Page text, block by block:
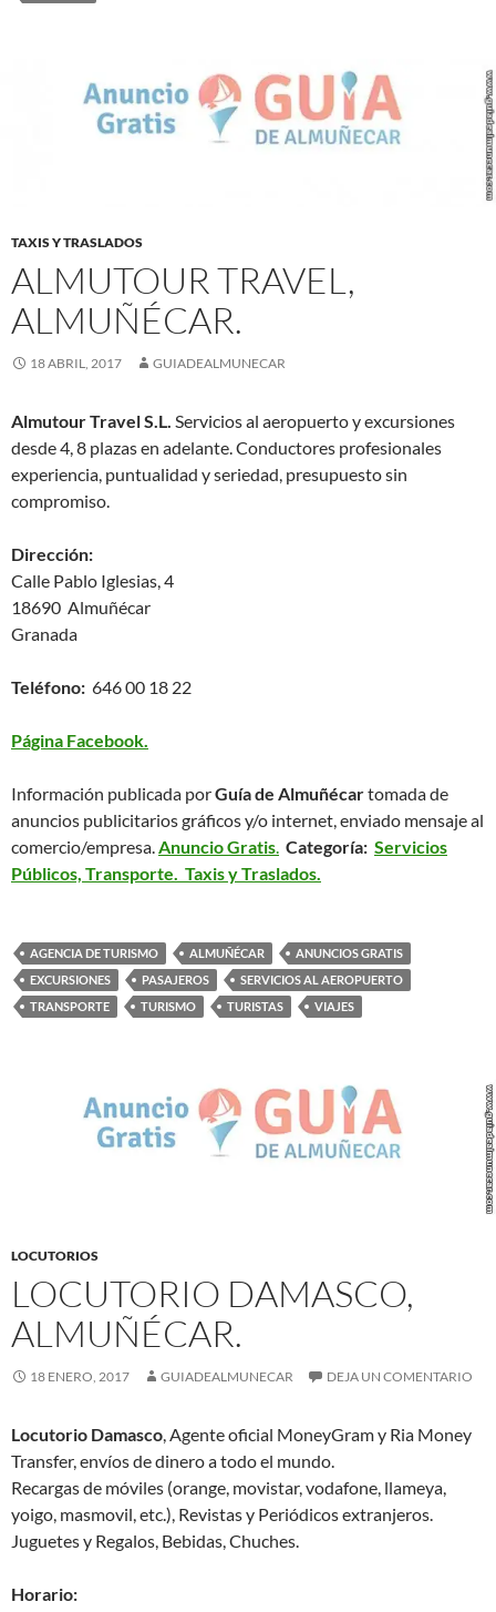
TAXIS Y TRASLADOS
ALMUTOUR TRAVEL,
ALMUÑÉCAR.
18 ABRIL, 2017 GUIADEALMUNECAR
Almutour Travel S.L.
Servicios al aeropuerto y excursiones
desde 4, 8 plazas en adelante. Conductores profesionales
experiencia, puntualidad y seriedad, presupuesto sin
compromiso.
Dirección:
Calle Pablo Iglesias, 4
18690 Almuñécar
Granada
Teléfono: 646 00 18 22
Página Facebook.
Información publicada porGuía de Almuñécartomada de
anuncios publicitarios gráficos y/o internet, enviado mensaje al
comercio/empresa. Anuncio Gratis Categoría: Servicios
Públicos, Transporte. Taxis y Traslados.
AGENCIA DE TURISMO ALMUÑÉCAR
ANUNCIOS GRATIS
EXCURSIONES
PASAJEROS
SERVICIOS AL AEROPUERTO
TRANSPORTE
TURISMO TURISTAS VIAJES
LOCUTORIOS
LOCUTORIO DAMASCO,
ALMUÑÉCAR.
18 ENERO, 2017 GUIADEALMUNECAR DEJA UN COMENTARIO
Locutorio Damasco, Agente oficial MoneyGram y Ria Money
Transfer, envíos de dinero a todo el mundo.
Recargas de móviles (orange, movistar, vodafone, llameya,
yoigo, masmovil, etc.), Revistas y Periódicos extranjeros.
Juguetes y Regalos, Bebidas, Chuches.
Horario: